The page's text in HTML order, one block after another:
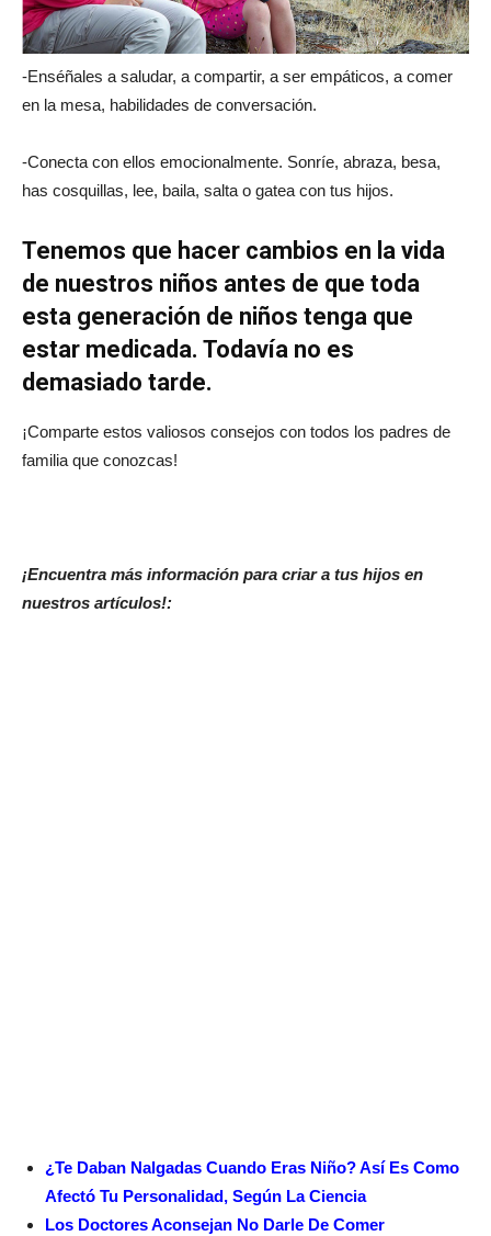
-Enséñales a saludar, a compartir, a ser empáticos, a comer
en la mesa, habilidades de conversación.
-Conecta con ellos emocionalmente. Sonríe, abraza, besa,
has cosquillas, lee, baila, salta o gatea con tus hijos.
Tenemos que hacer cambios en la vida
de nuestros niños antes de que toda
esta generación de niños tenga que
estar medicada. Todavía no es
demasiado tarde.
¡Comparte estos valiosos consejos con todos los padres de
familia que conozcas!
¡Encuentra más información para criar a tus hijos en
nuestros artículos!:
¿Te Daban Nalgadas Cuando Eras Niño? Así Es Como
Afectó Tu Personalidad, Según La Ciencia
Los Doctores Aconsejan No Darle De Comer